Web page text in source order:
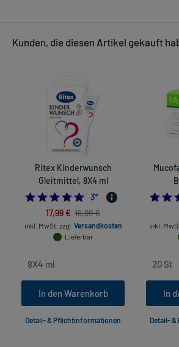
Kunden, die diesen Artikel gekauft
Ritex Kinderwunsch
Gleitmittel, 8X4 ml
5.0
3*
17,99 € 19,99 €
inkl. MwSt. zzgl. Versandkosten
Lieferbar
In den Warenkorb
Detail- & Pflichtinformationen
inkl.
In
Detail-